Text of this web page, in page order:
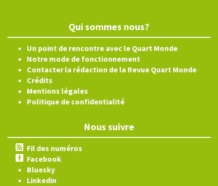
Qui sommes nous?
Un point de rencontre avec le Quart Monde
Notre mode de fonctionnement
Contacter la rédaction de la Revue Quart Monde
Crédits
Mentions légales
Politique de confidentialité
Nous suivre
Fil des numéros
Facebook
Bluesky
Linkedin